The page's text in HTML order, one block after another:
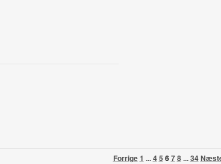
Forrige1 ...45 678...34